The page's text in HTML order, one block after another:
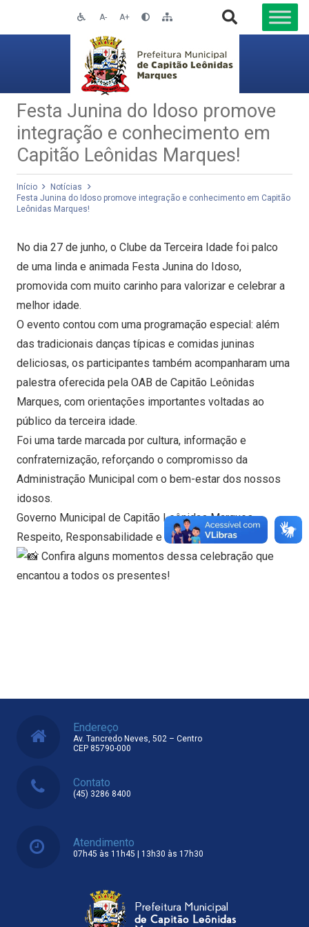
A- A+
Festa Junina do Idoso promove
integração e conhecimento em
Capitão Leônidas Marques!
Início
Notícias
Festa Junina do Idoso promove integração e conhecimento em Capitão
Leônidas Marques!
No dia 27 de junho, o Clube da Terceira Idade foi palco
de uma linda e animada Festa Junina do Idoso,
promovida com muito carinho para valorizar e celebrar a
melhor idade.
O evento contou com uma programação especial: além
das tradicionais danças típicas e comidas juninas
deliciosas, os participantes também acompanharam uma
palestra oferecida pela OAB de Capitão Leônidas
Marques, com orientações importantes voltadas ao
público da terceira idade.
Foi uma tarde marcada por cultura, informação e
confraternização, reforçando o compromisso da
Administração Municipal com o bem-estar dos nossos
idosos.
Governo Municipal de Capitão Leônidas Marques –
Respeito, Responsabilidade e Resultado!
Confira alguns momentos dessa celebração que
encantou a todos os presentes!
Endereço
Av. Tancredo Neves, 502 – Centro
CEP 85790-000
Contato
(45) 3286 8400
Atendimento
07h45 às 11h45 | 13h30 às 17h30